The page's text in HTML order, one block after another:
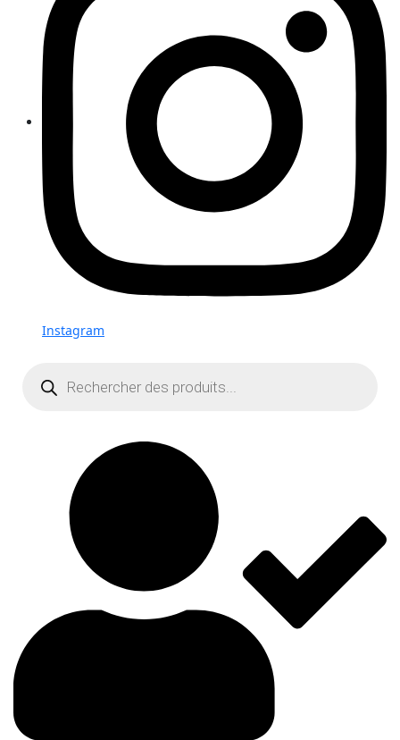
Instagram
produits